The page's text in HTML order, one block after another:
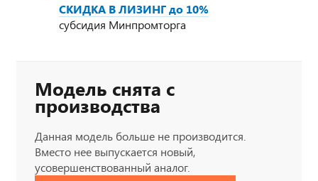
СКИДКА В ЛИЗИНГ до 10%
субсидия Минпромторга
Модель снята с
производства
Данная модель больше не производится.
Вместо нее выпускается новый,
усовершенствованный аналог.